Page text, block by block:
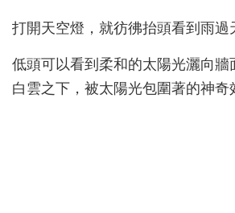
打開天空燈，就彷彿抬頭看到雨過
低頭可以看到柔和的太陽光灑向牆
白雲之下，被太陽光包圍著的神奇